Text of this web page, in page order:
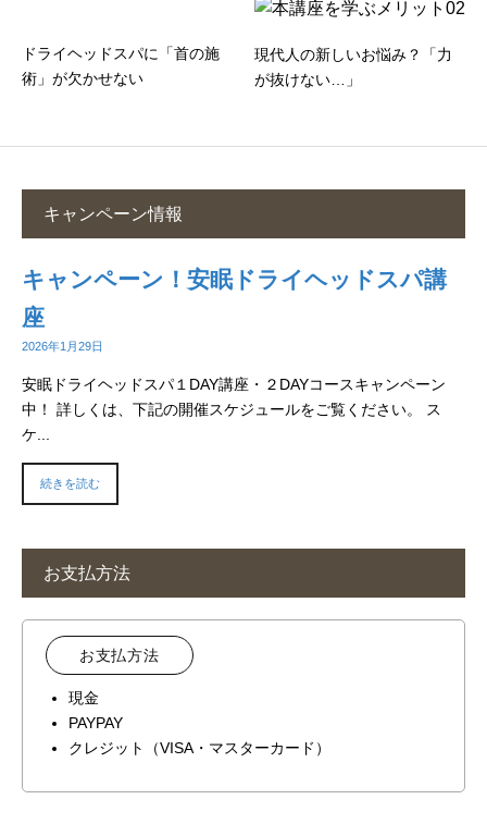
ドライヘッドスパに「首の施
術」が欠かせない
現代人の新しいお悩み？「力
が抜けない…」
キャンペーン情報
キャンペーン！安眠ドライヘッドスパ講
座
2026年1月29日
安眠ドライヘッドスパ１DAY講座・２DAYコースキャンペーン
中！ 詳しくは、下記の開催スケジュールをご覧ください。 ス
ケ...
続きを読む
お支払方法
お支払方法
現金
PAYPAY
クレジット（VISA・マスターカード）